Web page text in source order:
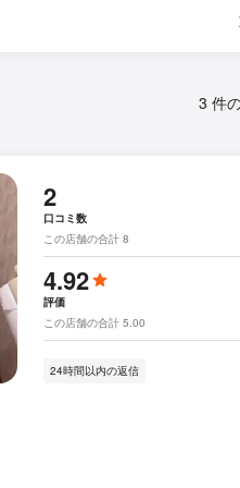
3 件
2
口コミ数
この店舗の合計 8
4.92
評価
この店舗の合計 5.00
24時間以内の返信